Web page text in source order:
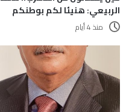
الربيعي: هنيئا لكم بوطنكم
منذ 4 أيام